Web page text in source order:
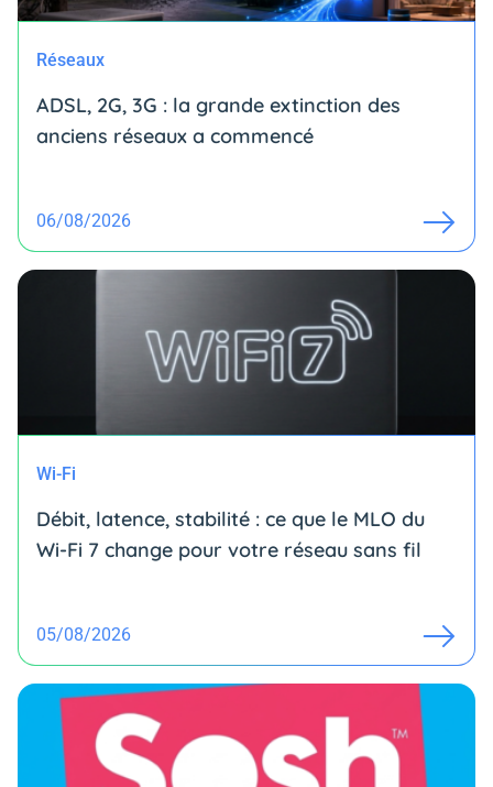
Réseaux
ADSL, 2G, 3G : la grande extinction des
anciens réseaux a commencé
06/08/2026
Wi-Fi
Débit, latence, stabilité : ce que le MLO du
Wi-Fi 7 change pour votre réseau sans fil
05/08/2026